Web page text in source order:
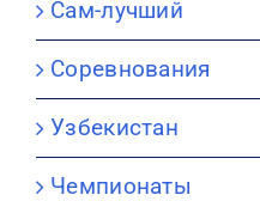
Сам-лучший
Соревнования
Узбекистан
Чемпионаты